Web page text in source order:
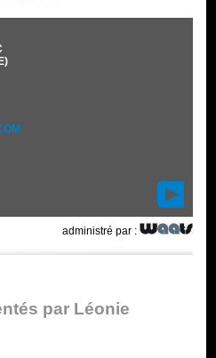
)
administré par :
par Léonie